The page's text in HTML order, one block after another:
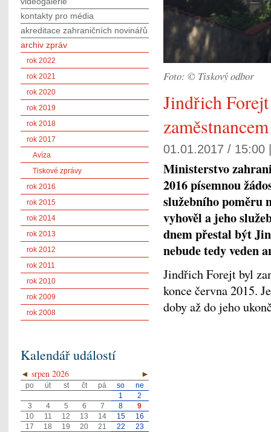
Foto: © Tiskový odbor
Jindřich
01.01.2017 / 15:00
Ministerstvo
2016 písemnou
služebního poměru
vyhověl a jeho
dnem přestal být
nebude tedy veden
Jindřich Forejt byl
konce června 2015.
doby až do jeho
kontakty pro média
akreditace zahraničních novinářů
archiv zpráv
rok 2022
rok 2021
rok 2020
rok 2019
rok 2018
rok 2017
Avíza
Tiskové zprávy
rok 2016
rok 2015
rok 2014
rok 2013
rok 2012
rok 2011
rok 2010
rok 2009
rok 2008
Kalendář událostí
◄ ►
srpen 2026
po út st čt pá so
ne
1
2
3
4 5 6 7 8
9
10
11 12 13 14 15
16
17
18 19 20 21 22
23